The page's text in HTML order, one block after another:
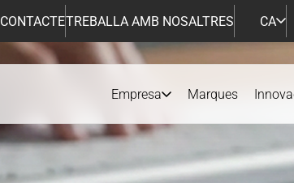
CONTACTETREBALLA AMB NOSALTRES CA
Empresa Marques